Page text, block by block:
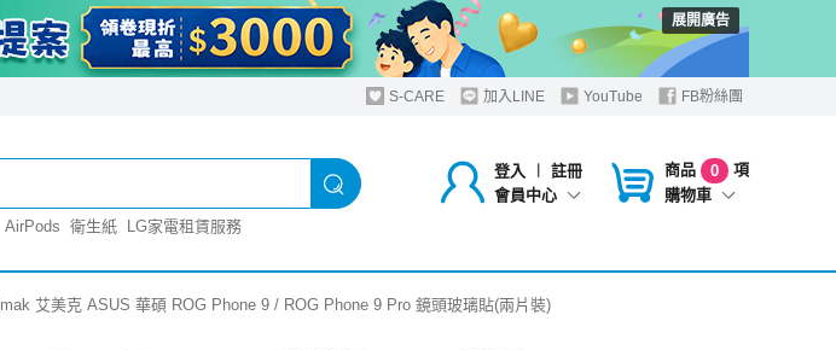
展開廣告
S-CARE 加入LINE YouTube FB粉絲團
登入 ︱
註冊
會員中心
商品 0
項
購物車
AirPods 衛生紙 LG家電租賃服務
Imak 艾美克 ASUS 華碩 ROG Phone 9 / ROG Phone 9 Pro 鏡頭玻璃貼(兩片裝)